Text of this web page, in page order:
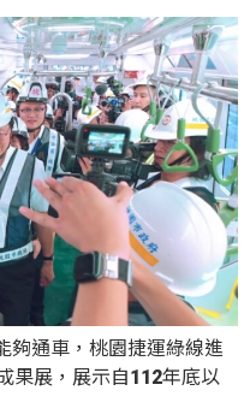
夠通車，桃園捷運綠線進
果展，展示自112年底以